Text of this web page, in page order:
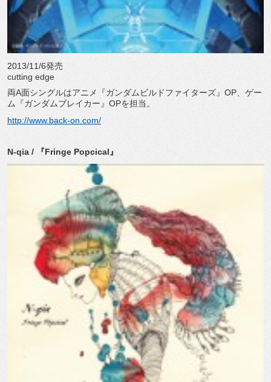
2013/11/6発売
cutting edge
両A面シングルはアニメ『ガンダムビルドファイターズ』OP、ゲー
ム『ガンダムブレイカー』OPを担当。
http://www.back-on.com/
N-qia / 『Fringe Popcical』